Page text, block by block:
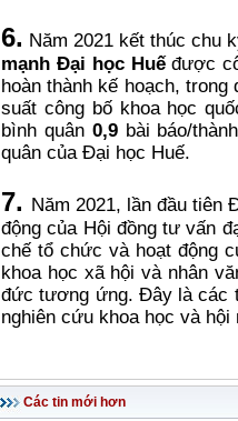
6. Năm 2021 kết thúc chu
mạnh Đại học Huếđược
hoàn thành kế hoạch,
suất công bố khoa học
bình quân 0,9bài báo/
quân của Đại học Huế.
7. Năm 2021, lần đầu tiên
động của Hội đồng tư vấn
chế tổ chức và hoạt động
khoa học xã hội và nhân
đức tương ứng. Đây là các
nghiên cứu khoa học và
Các tin mới hơn